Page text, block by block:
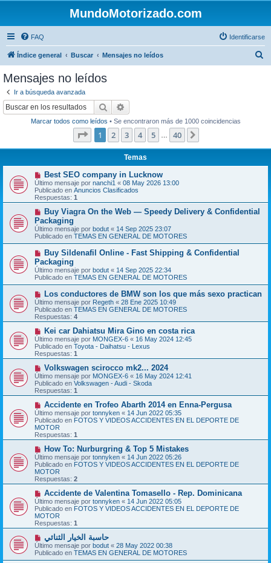
MundoMotorizado.com
FAQ Identificarse
Índice general Buscar Mensajes no leídos
Mensajes no leídos
Ir a búsqueda avanzada
Buscar
Marcar todos como leídos • Se encontraron más de 1000 coincidencias
Página de 40
1 2 3 4 5 40
Temas
N
u
e
v
o
m
e
n
s
a
j
Best SEO company in Lucknow
Último mensaje por nanchi1 « 08 May 2026 13:00
Publicado en Anuncios Clasificados
Respuestas: 1
N
e
v
o
m
n
s
a
e
Buy Viagra On the Web — Speedy Delivery & Confidential
Packaging
Último mensaje por bodut « 14 Sep 2025 23:07
Publicado en TEMAS EN GENERAL DE MOTORES
N
e
v
o
m
n
s
a
j
Buy Sildenafil Online - Fast Shipping & Confidential
Packaging
Último mensaje por bodut « 14 Sep 2025 22:34
Publicado en TEMAS EN GENERAL DE MOTORES
N
u
e
v
o
m
e
n
s
a
e
Los conductores de BMW son los que más sexo practican
Último mensaje por Regeth « 28 Ene 2025 10:49
Publicado en TEMAS EN GENERAL DE MOTORES
Respuestas: 4
N
u
e
v
o
m
e
n
s
a
e
Kei car Dahiatsu Mira Gino en costa rica
Último mensaje por MONGEX-6 « 16 May 2024 12:45
Publicado en Toyota - Daihatsu - Lexus
Respuestas: 1
N
u
e
v
o
m
e
n
s
a
j
e
Volkswagen scirocco mk2... 2024
Último mensaje por MONGEX-6 « 16 May 2024 12:41
Publicado en Volkswagen - Audi - Skoda
Respuestas: 1
N
u
e
v
o
m
e
n
s
a
j
e
Accidente en Trofeo Abarth 2014 en Enna-Pergusa
Último mensaje por tonnyken « 14 Jun 2022 05:35
Publicado en FOTOS Y VIDEOS ACCIDENTES EN EL DEPORTE DE
MOTOR
Respuestas: 1
N
u
e
v
o
m
n
s
a
j
e
How To: Nurburgring & Top 5 Mistakes
Último mensaje por tonnyken « 14 Jun 2022 05:26
Publicado en FOTOS Y VIDEOS ACCIDENTES EN EL DEPORTE DE
MOTOR
Respuestas: 2
N
u
e
v
o
m
n
s
a
Accidente de Valentina Tomasello - Rep. Dominicana
Último mensaje por tonnyken « 14 Jun 2022 05:05
Publicado en FOTOS Y VIDEOS ACCIDENTES EN EL DEPORTE DE
MOTOR
Respuestas: 1
u
e
v
حاسبة الخيار الثنائي
Último mensaje por bodut « 28 May 2022 00:38
Publicado en TEMAS EN GENERAL DE MOTORES